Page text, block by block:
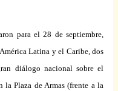
para el 28 de septiembre,
Latina y el Caribe, dos
diálogo nacional sobre el
la Plaza de Armas (frente ala